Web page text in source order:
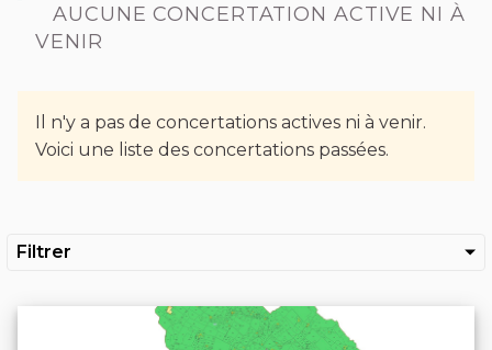
AUCUNE CONCERTATION ACTIVE NI À
VENIR
Il n'y a pas de concertations actives ni à venir.
Voici une liste des concertations passées.
Filtrer